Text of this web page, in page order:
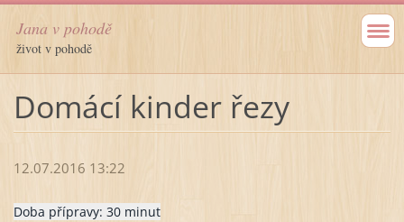
Jana v pohodě
život v pohodě
Domácí kinder řezy
12.07.2016 13:22
Doba přípravy: 30 minut